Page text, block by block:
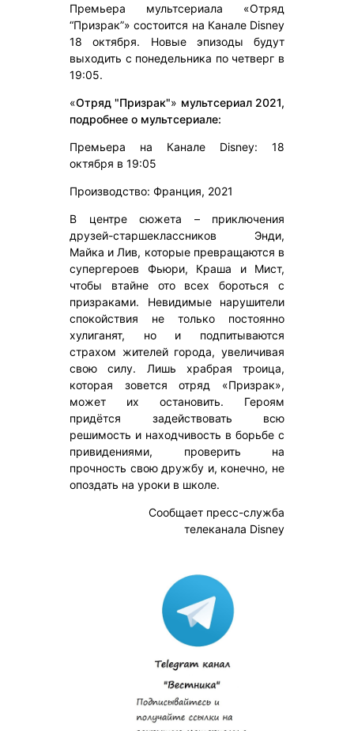
Премьера мультсериала «Отряд
“Призрак”» состоится на Канале Disney
18 октября. Новые эпизоды будут
выходить с понедельника по четверг в
19:05.
«Отряд "Призрак"» мультсериал 2021,
подробнее о мультсериале:
Премьера на Канале Disney: 18
октября в 19:05
Производство: Франция, 2021
В центре сюжета – приключения
друзей-старшеклассников Энди,
Майка и Лив, которые превращаются в
супергероев Фьюри, Краша и Мист,
чтобы втайне ото всех бороться с
призраками. Невидимые нарушители
спокойствия не только постоянно
хулиганят, но и подпитываются
страхом жителей города, увеличивая
свою силу. Лишь храбрая троица,
которая зовется отряд «Призрак»,
может их остановить. Героям
придётся задействовать всю
решимость и находчивость в борьбе с
привидениями, проверить на
прочность свою дружбу и, конечно, не
опоздать на уроки в школе.
Сообщает пресс-служба
телеканала Disney